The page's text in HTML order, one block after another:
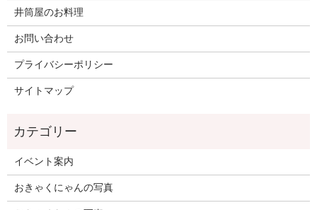
井筒屋のお料理
お問い合わせ
プライバシーポリシー
サイトマップ
イベント案内
おきゃくにゃんの写真